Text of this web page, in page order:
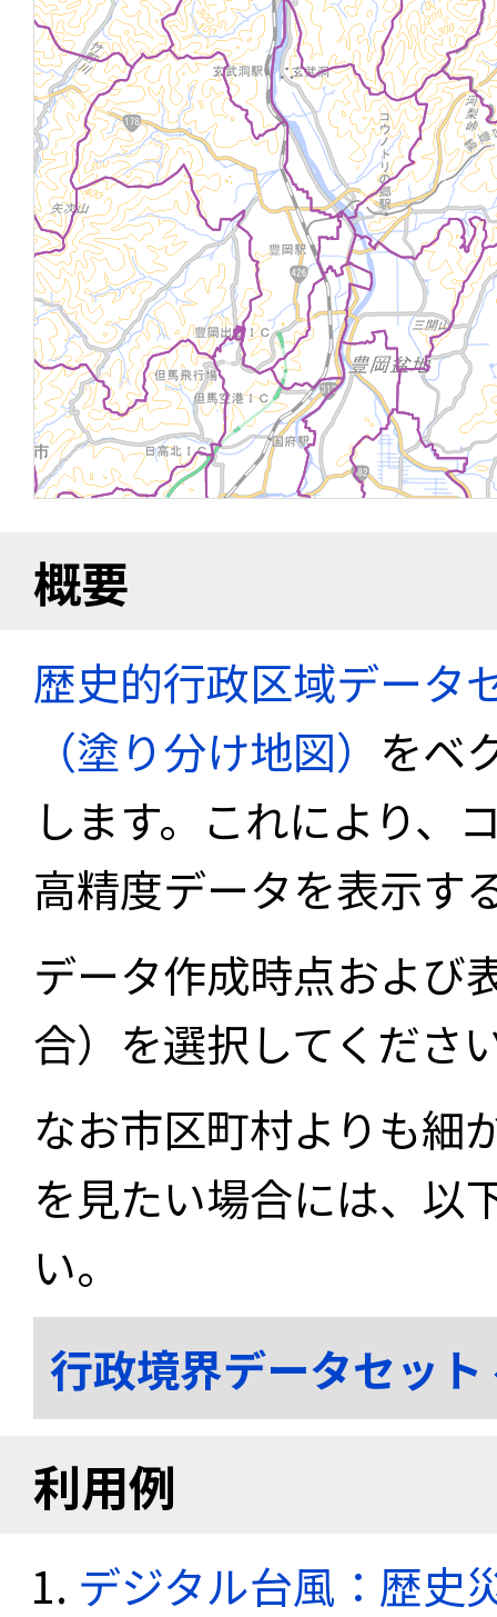
概要
歴史的行政区域データ
（塗り分け地図） をベ
します。これにより、
高精度データを表示す
データ作成時点および
合）を選択してくださ
なお市区町村よりも細
を見たい場合には、以
い。
行政境界データセッ
利用例
デジタル台風：歴史